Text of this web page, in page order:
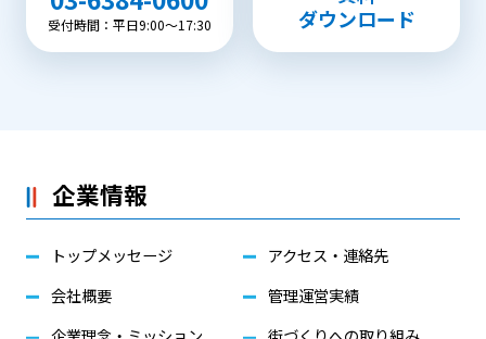
受付時間：平日9:00〜17:30
ダウンロード
企業情報
トップメッセージ
会社概要
アクセス・連絡先
管理運営実績